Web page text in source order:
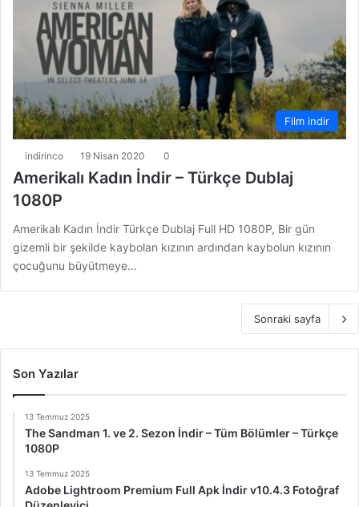
Film indir
indirinco 19 Nisan 2020 0
Amerikalı Kadın İndir – Türkçe Dublaj
1080P
Amerikalı Kadın İndir Türkçe Dublaj Full HD 1080P, Bir gün
gizemli bir şekilde kaybolan kızının ardından kaybolun kızının
çocuğunu büyütmeye…
Sonraki sayfa
Son Yazılar
13 Temmuz 2025
The Sandman 1. ve 2. Sezon İndir – Tüm Bölümler – Türkçe
1080P
13 Temmuz 2025
Adobe Lightroom Premium Full Apk İndir v10.4.3 Fotoğraf